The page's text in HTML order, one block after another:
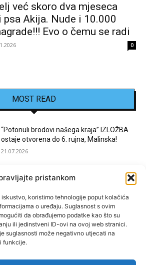
pristankom
koristimo tehnologije poput kolačića
o uređaju. Suglasnost s ovim
da obrađujemo podatke kao što su
ili jedinstveni ID-ovi na ovoj web stranici.
suglasnosti može negativno utjecati na
funkcije.
već skoro dva mjeseca
psa Akija. Nude i 10.000
Evo o čemu se radi
0
MOST READ
“Potonuli brodovi našega kraja” IZLOŽBA
ostaje otvorena do 6. rujna, Malinska!
21.07.2026
KOSTRENI”
15.07.2026
[BAKAR]: MARGARETINO LETO 2026!